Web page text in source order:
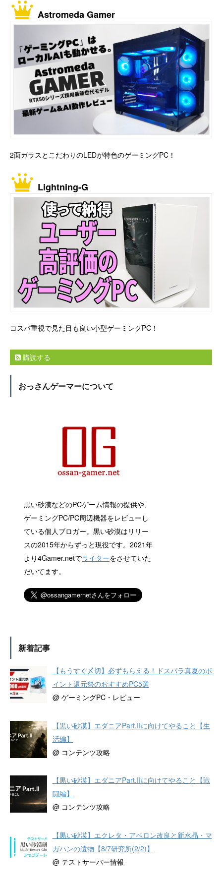
Astromeda Gamer
2面ガラスとこだわりのLEDが特色のゲーミングPC！
Lightning-G
コスパ重視で見た目も良い小型ゲーミングPC！
購読する
おっさんゲーマーについて
黒い砂漠などのPCゲーム情報の提供や、
ゲーミングPC/PC周辺機器をレビューし
ている個人ブロガー。黒い砂漠はリリー
スの2015年からずっと現役です。2021年
より4Gamer.netでライターをさせていた
だいてます。
新着記事
【もうすぐ〆切】必ずもらえる！ドスパラ真夏のポ
イント還元祭のおすすめPC5選
@ ゲーミングPC・レビュー
【黒い砂漠】エダニアPart.IIに向けてやること【生
活編】
@ コンテンツ攻略
【黒い砂漠】エダニアPart.IIに向けてやること【戦
闘編】
@ コンテンツ攻略
【黒い砂漠】エクレタ・アペロン改良と新水晶・マ
ガハンの遺物【8/7研究所(2/2)】
@ テストサーバー情報